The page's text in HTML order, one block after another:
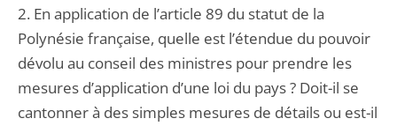
2. En application de l’article 89 du statut de la
Polynésie française, quelle est l’étendue du pouvoir
dévolu au conseil des ministres pour prendre les
mesures d’application d’une loi du pays ? Doit-il se
cantonner à des simples mesures de détails ou est-il